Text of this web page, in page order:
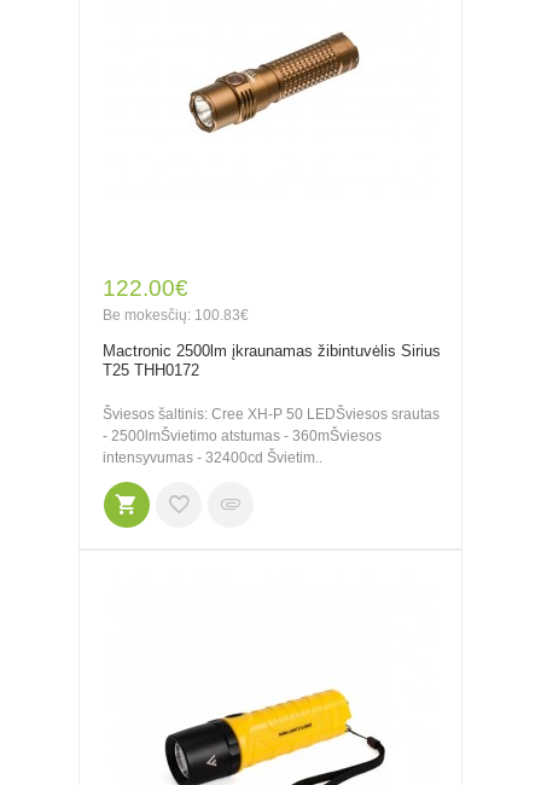
122.00€
Be mokesčių: 100.83€
Mactronic 2500lm įkraunamas žibintuvėlis Sirius
T25 THH0172
Šviesos šaltinis: Cree XH-P 50 LEDŠviesos srautas
- 2500lmŠvietimo atstumas - 360mŠviesos
intensyvumas - 32400cd Švietim..